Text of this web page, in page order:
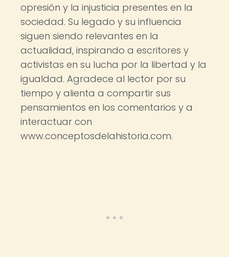
opresión y la injusticia presentes en la
sociedad. Su legado y su influencia
siguen siendo relevantes en la
actualidad, inspirando a escritores y
activistas en su lucha por la libertad y la
igualdad. Agradece al lector por su
tiempo y alienta a compartir sus
pensamientos en los comentarios y a
interactuar con
www.conceptosdelahistoria.com.